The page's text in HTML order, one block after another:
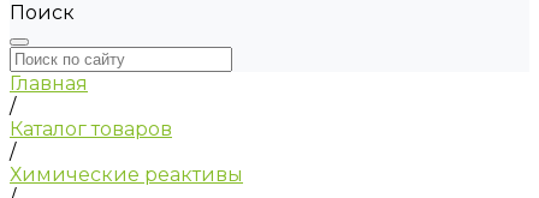
Поиск
Главная
/
Каталог товаров
/
Химические реактивы